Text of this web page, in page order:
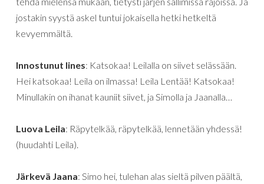
jostakin syystä askel tuntui jokaisella hetki hetkeltä
kevyemmältä.
Innostunut Iines: Katsokaa! Leilalla on siivet selässään.
Hei katsokaa! Leila on ilmassa! Leila Lentää! Katsokaa!
Minullakin on ihanat kauniit siivet, ja Simolla ja Jaanalla…
Luova Leila: Räpytelkää, räpytelkää, lennetään yhdessä!
(huudahti Leila).
Järkevä Jaana: Simo hei, tulehan alas sieltä pilven päältä,